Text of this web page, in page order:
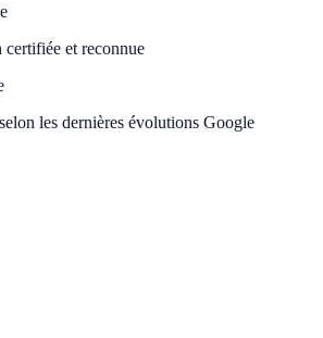
et reconnue
les dernières évolutions Google